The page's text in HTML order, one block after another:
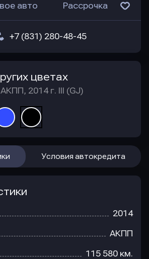
авто Рассрочка
+7 (831) 280-48-45
цветах
2014 г. III (GJ)
Условия автокредита
2014
АКПП
115 580 км.